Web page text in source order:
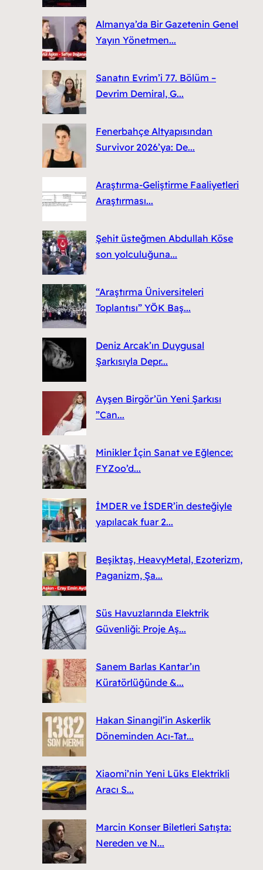
Almanya’da Bir Gazetenin Genel
Yayın Yönetmen...
Sanatın Evrim’i 77. Bölüm –
Devrim Demiral, G...
Fenerbahçe Altyapısından
Survivor 2026’ya: De...
Araştırma-Geliştirme Faaliyetleri
Araştırması...
Şehit üsteğmen Abdullah Köse
son yolculuğuna...
“Araştırma Üniversiteleri
Toplantısı” YÖK Baş...
Deniz Arcak’ın Duygusal
Şarkısıyla Depr...
Ayşen Birgör’ün Yeni Şarkısı
”Can...
Minikler İçin Sanat ve Eğlence:
FYZoo’d...
İMDER ve İSDER’in desteğiyle
yapılacak fuar 2...
Beşiktaş, HeavyMetal, Ezoterizm,
Paganizm, Şa...
Süs Havuzlarında Elektrik
Güvenliği: Proje Aş...
Sanem Barlas Kantar’ın
Küratörlüğünde &...
Hakan Sinangil’in Askerlik
Döneminden Acı-Tat...
Xiaomi’nin Yeni Lüks Elektrikli
Aracı S...
Marcin Konser Biletleri Satışta:
Nereden ve N...